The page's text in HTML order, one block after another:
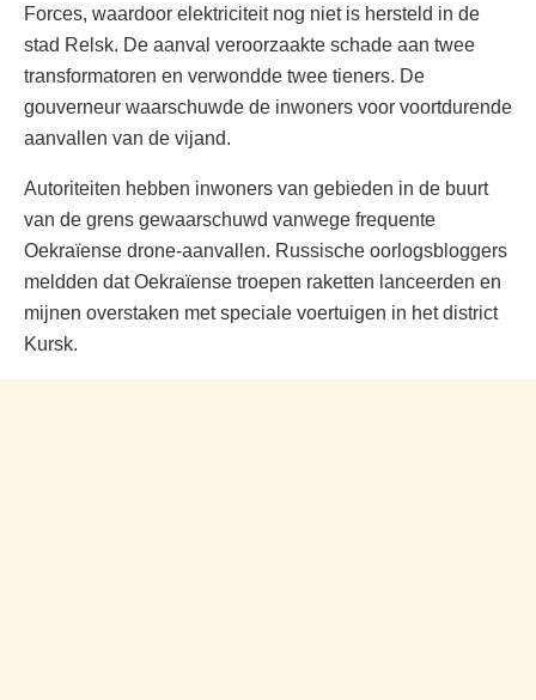
Forces, waardoor elektriciteit nog niet is hersteld in de
stad Relsk. De aanval veroorzaakte schade aan twee
transformatoren en verwondde twee tieners. De
gouverneur waarschuwde de inwoners voor voortdurende
aanvallen van de vijand.
Autoriteiten hebben inwoners van gebieden in de buurt
van de grens gewaarschuwd vanwege frequente
Oekraïense drone-aanvallen. Russische oorlogsbloggers
meldden dat Oekraïense troepen raketten lanceerden en
mijnen overstaken met speciale voertuigen in het district
Kursk.